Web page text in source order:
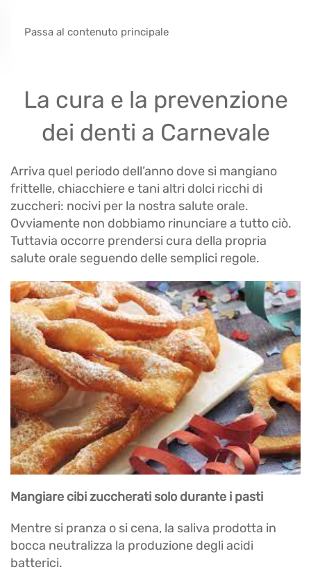
Passa al contenuto principale
La cura e la prevenzione
dei denti a Carnevale
Arriva quel periodo dell’anno dove si mangiano
frittelle, chiacchiere e tani altri dolci ricchi di
zuccheri: nocivi per la nostra salute orale.
Ovviamente non dobbiamo rinunciare a tutto ciò.
Tuttavia occorre prendersi cura della propria
salute orale seguendo delle semplici regole.
Mangiare cibi zuccherati solo durante i pasti
Mentre si pranza o si cena, la saliva prodotta in
bocca neutralizza la produzione degli acidi
batterici.